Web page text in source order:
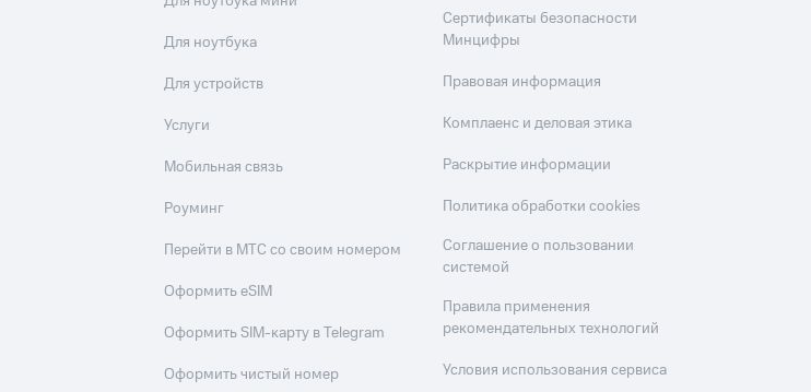
Для ноутбука
Для устройств
Услуги
Мобильная связь
Роуминг
Перейти в МТС со своим номером
Оформить eSIM
Оформить SIM-карту в Telegram
Оформить чистый номер
Сертификаты безопасности
Минцифры
Правовая информация
Комплаенс и деловая этика
Раскрытие информации
Политика обработки cookies
Соглашение о пользовании
системой
Правила применения
рекомендательных технологий
Условия использования сервиса